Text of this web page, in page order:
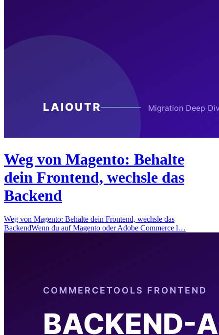
Weg von Magento: Behalte
dein Frontend, wechsle das
Backend
Weg von Magento: Behalte dein Frontend, wechsle das
BackendWenn du auf Magento oder Adobe Commerce l…